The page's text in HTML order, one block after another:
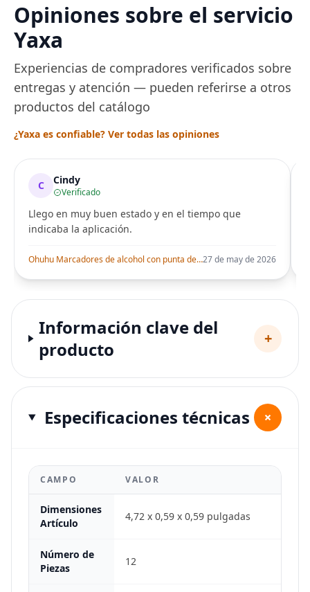
Opiniones sobre el servicio
Yaxa
Experiencias de compradores verificados sobre
entregas y atención — pueden referirse a otros
productos del catálogo
¿Yaxa es confiable? Ver todas las opiniones
C Cindy
Verificado
Llego en muy buen estado y en el tiempo que
indicaba la aplicación.
Ohuhu Marcadores de alcohol con punta de pincel – Juego de marcadores artísticos de doble punta con certificación AP para artistas adultos27 de may de 2026
Información clave del
producto
+
Especificaciones técnicas +
CAMPO VALOR
Dimensiones
Artículo
4,72 x 0,59 x 0,59 pulgadas
Número de
Piezas
12